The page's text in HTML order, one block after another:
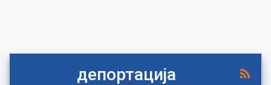
депортација